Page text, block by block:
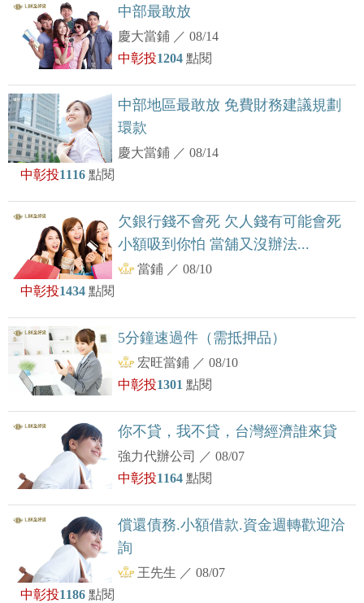
中部最敢放
慶大當鋪 ／08/14
中彰投1204點閱
中部地區最敢放 免費財務建議規劃
環款
慶大當鋪 ／08/14
中彰投1116 點閱
欠銀行錢不會死 欠人錢有可能會死
小額吸到你怕 當舖又沒辦法...
當鋪 ／08/10
中彰投1434 點閱
5分鐘速過件（需抵押品）
宏旺當鋪 ／08/10
中彰投1301點閱
你不貸，我不貸，台灣經濟誰來貸
強力代辦公司 ／08/07
中彰投1164點閱
償還債務.小額借款.資金週轉歡迎洽
詢
王先生 ／08/07
中彰投1186 點閱